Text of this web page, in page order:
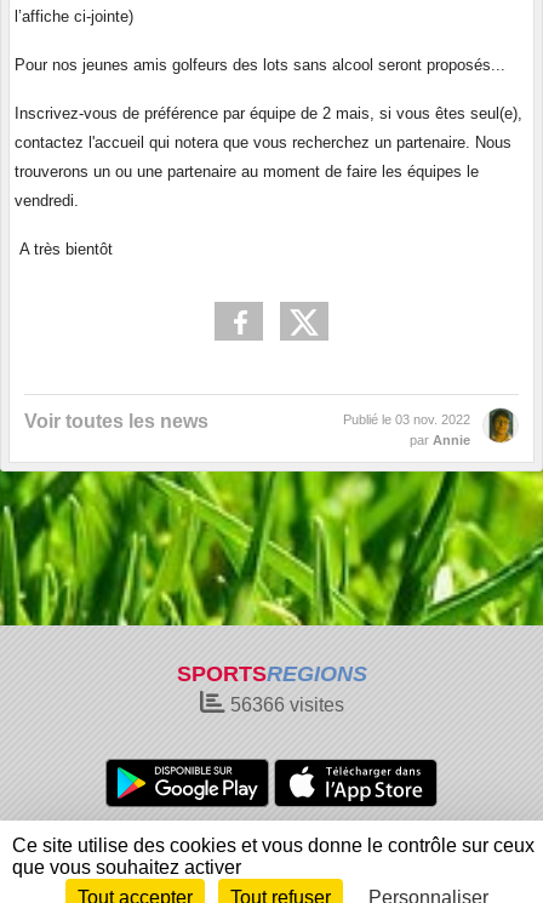
l’affiche ci-jointe)
Pour nos jeunes amis golfeurs des lots sans alcool seront proposés...
Inscrivez-vous de préférence par équipe de 2 mais, si vous êtes seul(e),
contactez l'accueil qui notera que vous recherchez un partenaire. Nous
trouverons un ou une partenaire au moment de faire les équipes le
vendredi.
A très bientôt
Voir toutes les news Publié le 03 nov. 2022
par Annie
SPORTSREGIONS
56366visites
Charte cookies
Gestion des cookies
Informations légales
Signaler un contenu inapproprié
Envie de participer ?
Ce site utilise des cookies et vous donne le contrôle sur ceux
que vous souhaitez activer
Tout accepter
Tout refuser Personnaliser